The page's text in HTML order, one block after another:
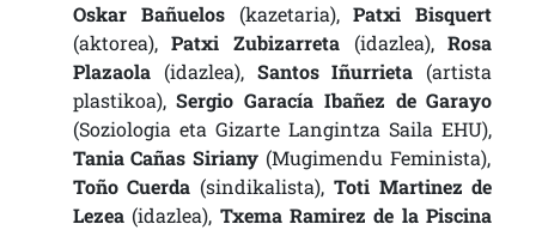
Oskar Bañuelos(kazetaria),Patxi Bisquert
(aktorea),Patxi Zubizarreta (idazlea),Rosa
Plazaola(idazlea), Santos Iñurrieta (artista
plastikoa),Sergio Garacía Ibañez de Garayo
(Soziologia eta Gizarte Langintza Saila EHU),
Tania Cañas Siriany (Mugimendu Feminista),
Toño Cuerda (sindikalista), Toti Martinez de
Lezea(idazlea), Txema Ramirez de la Piscina